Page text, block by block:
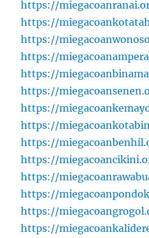
https://
https://
https://
https://
https://
https://
https://
https://
https://
https://
https://
https://
https://
https://